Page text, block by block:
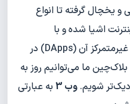
و یخچال گرفته تا انواع
اشیا شده و با
سرورهای مستقل و برنامه‌های غیرمتمرکز آن (DApps) در
ما می‌توانیم روز به
شویم. وب 3
به عبارتی